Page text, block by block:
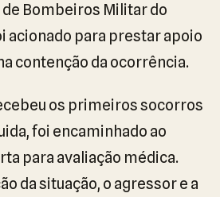
Bombeiros Militar do
acionado para prestar apoio
contenção da ocorrência.
os primeiros socorros
foi encaminhado ao
para avaliação médica.
da situação, o agressor e a